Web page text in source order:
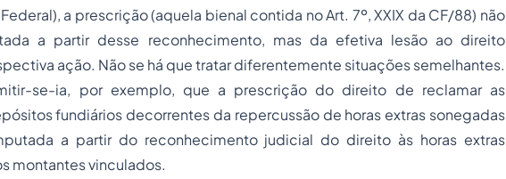
a prescrição (aquela bienal contida no Art. 7º, XXIX da CF/88) não
a partir desse reconhecimento, mas da efetiva lesão ao direito
ação. Não se há que tratar diferentemente situações semelhantes.
se-ia, por exemplo, que a prescrição do direito de reclamar as
fundiários decorrentes da repercussão de horas extras sonegadas
a partir do reconhecimento judicial do direito às horas extras
montantes vinculados.